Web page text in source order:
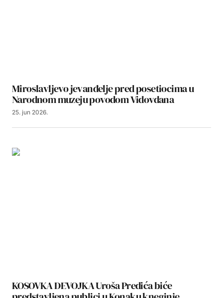
Miroslavljevo jevanđelje pred posetiocima u
Narodnom muzeju povodom Vidovdana
25. jun 2026.
KOSOVKA DEVOJKA Uroša Predića biće